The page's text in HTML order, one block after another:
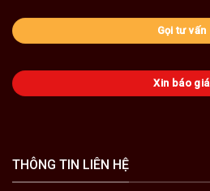
Gọi tư vấn
Xin báo giá
THÔNG TIN LIÊN HỆ